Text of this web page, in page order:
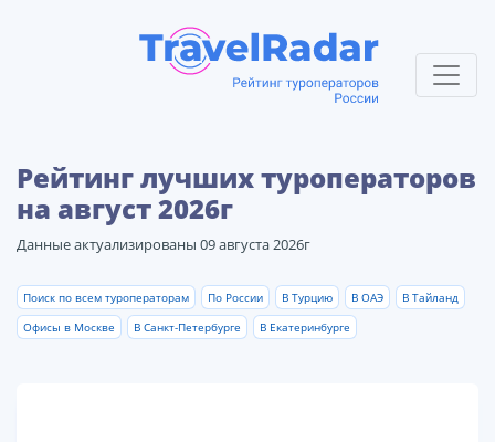
Рейтинг лучших туроператоров
на август 2026г
Данные актуализированы 09 августа 2026г
Поиск по всем туроператорам По России В Турцию В ОАЭ
В Тайланд
Офисы в Москве
В Санкт-Петербурге В Екатеринбурге